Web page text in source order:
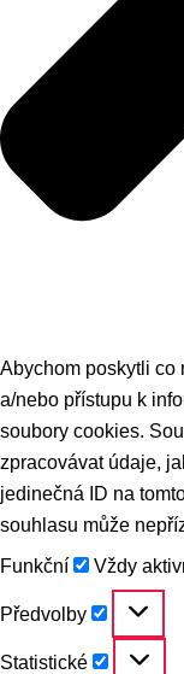
Abychom poskytli co
a/nebo přístupu k
soubory cookies.
zpracovávat údaje,
jedinečná ID na
souhlasu může
Funkční
Funkční
Vždy
Předvolby
Statistické